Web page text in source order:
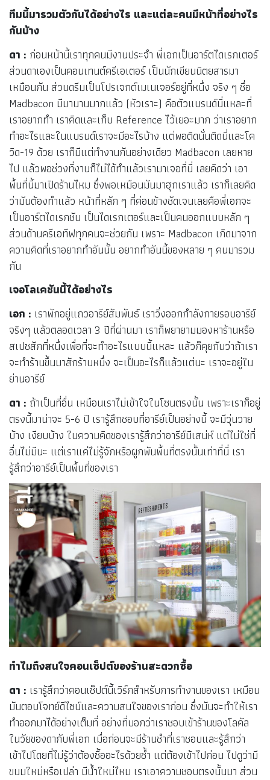
ทีมนี้มารวมตัวกันได้อย่างไร และแต่ละคนมีหน้าที่อย่างไร
กันบ้าง
ดา : ก่อนหน้านี้เราทุกคนมีงานประจำ พี่เอกเป็นอาร์ตไดเรกเตอร์
ส่วนดาเองเป็นคอนเทนต์ครีเอเตอร์ เป็นนักเขียนนิตยสารมา
เหมือนกัน ส่วนดรีมเป็นโปรเจกต์เมเนเจอร์อยู่ที่หนึ่ง จริง ๆ ชื่อ
Madbacon มีมานานมากแล้ว (หัวเราะ) คือตัวแบรนด์นี่แหละที่
เราอยากทำ เราคิดและเก็บ Reference ไว้เยอะมาก ว่าเราอยาก
ทำอะไรและในแบรนด์เราจะมีอะไรบ้าง แต่พอติดนั่นติดนี่และโค
วิด-19 ด้วย เราก็มีแต่ทำงานกันอย่างเดียว Madbacon เลยหาย
ไป แล้วพอช่วงที่งานก็ไม่ได้ทำแล้วเรามาเจอที่นี่ เลยคิดว่า เอา
พื้นที่นี้มาเปิดร้านไหม ซึ่งพอเหมือนมันมาฮุกเราแล้ว เราก็เลยคิด
ว่ามันต้องทำแล้ว หน้าที่หลัก ๆ ที่ค่อนข้างชัดเจนเลยคือพี่เอกจะ
เป็นอาร์ตไดเรกชัน เป็นไดเรกเตอร์และเป็นคนออกแบบหลัก ๆ
ส่วนด้านครีเอทีฟทุกคนจะช่วยกัน เพราะ Madbacon เกิดมาจาก
ความคิดที่เราอยากทำอันนั้น อยากทำอันนี้ของหลาย ๆ คนมารวม
กัน
เจอโลเคชันนี้ได้อย่างไร
เอก : เราพักอยู่แถวอารีย์สัมพันธ์ เราวิ่งออกกำลังกายรอบอารีย์
จริงๆ แล้วตลอดเวลา 3 ปีที่ผ่านมา เราก็พยายามมองหาร้านหรือ
สเปซสักที่หนึ่งเพื่อที่จะทำอะไรแบบนี้แหละ แล้วก็คุยกันว่าถ้าเรา
จะทำร้านขึ้นมาสักร้านหนึ่ง จะเป็นอะไรก็แล้วแต่นะ เราจะอยู่ใน
ย่านอารีย์
ดา : ถ้าเป็นที่อื่น เหมือนเราไม่เข้าใจในโซนตรงนั้น เพราะเราก็อยู่
ตรงนี้มาน่าจะ 5-6 ปี เรารู้สึกชอบที่อารีย์เป็นอย่างนี้ จะมีวุ่นวาย
บ้าง เงียบบ้าง ในความคิดของเรารู้สึกว่าอารีย์มีเสน่ห์ แต่ไม่ใช่ที่
อื่นไม่มีนะ แต่เราแค่ไม่รู้จักหรือผูกพันพื้นที่ตรงนั้นเท่าที่นี่ เรา
รู้สึกว่าอารีย์เป็นพื้นที่ของเรา
ทำไมถึงสนใจคอนเซ็ปต์ของร้านสะดวกซื้อ
ดา : เรารู้สึกว่าคอนเซ็ปต์นี้เวิร์กสำหรับการทำงานของเรา เหมือน
มันตอบโจทย์ดีไซน์และความสนใจของเราก่อน ซึ่งมันจะทำให้เรา
ทำออกมาได้อย่างเต็มที่ อย่างที่บอกว่าเราชอบเข้าร้านของโลคัล
ในวัยของดากับพี่เอก เมื่อก่อนจะมีร้านชำที่เราชอบและรู้สึกว่า
เข้าไปโดยที่ไม่รู้ว่าต้องซื้ออะไรด้วยซ้ำ แต่ต้องเข้าไปก่อน ไปดูว่ามี
ขนมใหม่หรือเปล่า มีน้ำใหม่ไหม เราเอาความชอบตรงนั้นมา ส่วน